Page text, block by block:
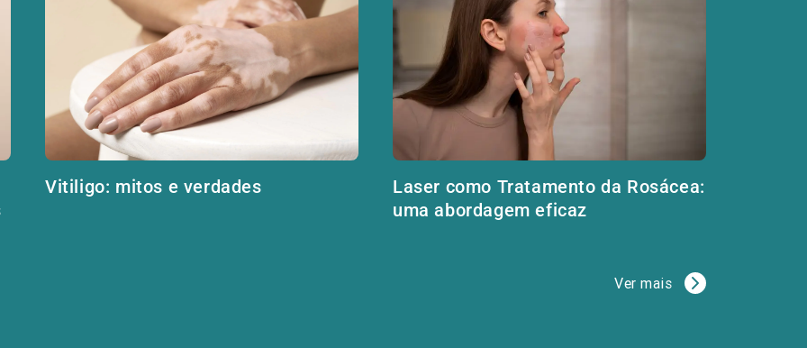
Vitiligo: mitos e verdades
Laser como Tratamento da Rosácea:
uma abordagem eficaz
Ver mais